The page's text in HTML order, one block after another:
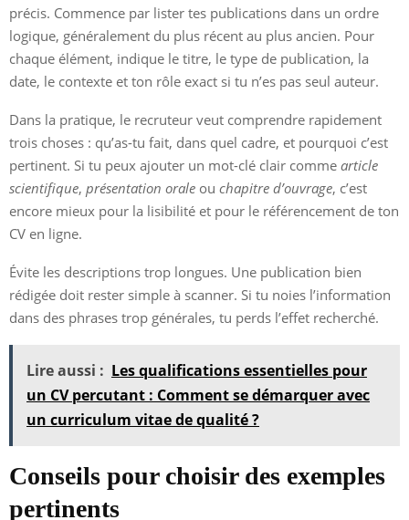
précis. Commence par lister tes publications dans un ordre
logique, généralement du plus récent au plus ancien. Pour
chaque élément, indique le titre, le type de publication, la
date, le contexte et ton rôle exact si tu n’es pas seul auteur.
Dans la pratique, le recruteur veut comprendre rapidement
trois choses : qu’as-tu fait, dans quel cadre, et pourquoi c’est
pertinent. Si tu peux ajouter un mot-clé clair comme article
scientifique, présentation orale ou chapitre d’ouvrage, c’est
encore mieux pour la lisibilité et pour le référencement de ton
CV en ligne.
Évite les descriptions trop longues. Une publication bien
rédigée doit rester simple à scanner. Si tu noies l’information
dans des phrases trop générales, tu perds l’effet recherché.
Lire aussi : Les qualifications essentielles pour
un CV percutant : Comment se démarquer avec
un curriculum vitae de qualité ?
Conseils pour choisir des exemples
pertinents